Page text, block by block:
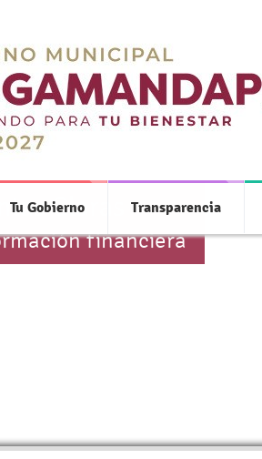
Tu Gobierno Transparencia
Claras
financiera